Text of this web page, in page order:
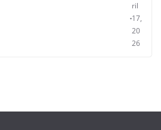
ril
17,
20
26